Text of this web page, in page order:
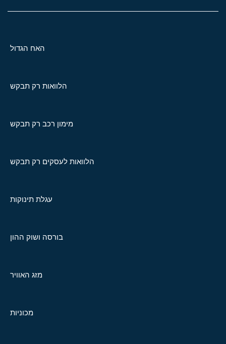
האח הגדול
הלוואות רק תבקש
מימון רכב רק תבקש
הלוואות לעסקים רק תבקש
עגלת תינוקות
בורסה ושוק ההון
מזג האוויר
מכוניות